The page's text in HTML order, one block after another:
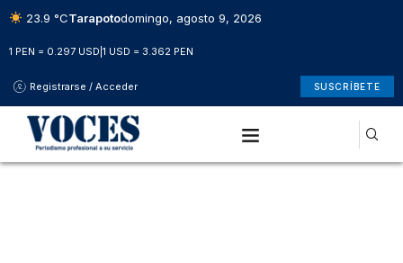
23.9 °CTarapotodomingo, agosto 9, 2026
1 PEN = 0.297 USD 1 USD = 3.362 PEN
Registrarse / Acceder SUSCRÍBETE